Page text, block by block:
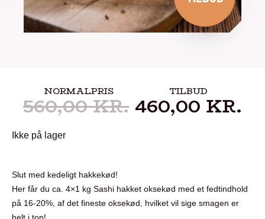
NORMALPRIS
560,00KR.
TILBUD
460,00 KR.
Ikke på lager
Slut med kedeligt hakkekød!
Her får du ca. 4×1 kg Sashi hakket oksekød med et fedtindhold
på 16-20%, af det fineste oksekød, hvilket vil sige smagen er